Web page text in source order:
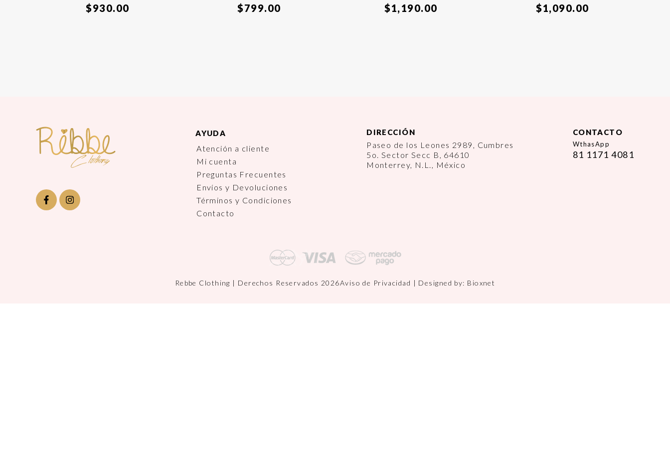
$930.00 $799.00 $1,190.00 $1,090.00
AYUDA
Atención a cliente
Mi cuenta
Preguntas Frecuentes
Envíos y Devoluciones
Términos y Condiciones
Contacto
DIRECCIÓN
Paseo de los Leones 2989, Cumbres
5o. Sector Secc B, 64610
Monterrey, N.L., México
CONTACTO
WthasApp
81 1171 4081
Rebbe Clothing | Derechos Reservados 2026Aviso de Privacidad | Designed by: Bioxnet